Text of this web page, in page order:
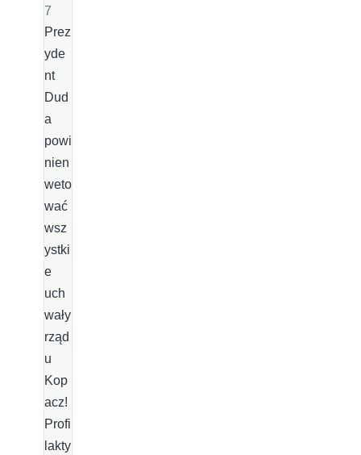
7
Prez
yde
nt
Dud
a
powi
nien
weto
wać
wsz
ystki
e
uch
wały
rząd
u
Kop
acz!
Profi
lakty